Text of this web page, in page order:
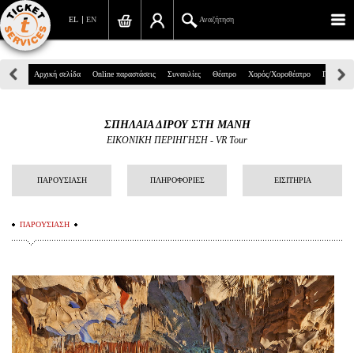
EN
EL Αναζήτηση
Πανεπιστημίου 39, Αθήνα
info@ticketservices.gr
Αναζήτηση
Σύνδεση/Εγγραφή
Προσωπικά Δεδομένα
Πληροφορίες
Αρχική σελίδα Online παραστάσεις Συναυλίες Θέατρο Χορός/Χοροθέατρο Παιδικά
ΣΠΗΛΑΙΑ ΔΙΡΟΥ ΣΤΗ ΜΑΝΗ
EIKONIKH ΠΕΡΙΗΓΗΣΗ - VR Tour
ΠΑΡΟΥΣΙΑΣΗ ΠΛΗΡΟΦΟΡΙΕΣ ΕΙΣΙΤΗΡΙΑ
ΠΑΡΟΥΣΙΑΣΗ